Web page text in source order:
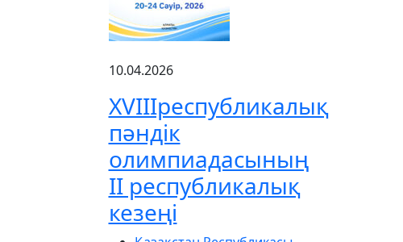
10.04.2026
XVIIIреспубликалық
пәндік
олимпиадасының
ІІ республикалық
кезеңі